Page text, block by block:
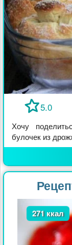
5.0
Хочу
булочек из
271 ккал